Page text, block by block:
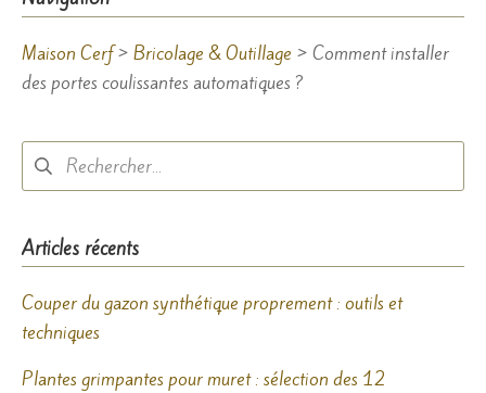
Maison Cerf> Bricolage & Outillage > Comment installer
des portes coulissantes automatiques ?
Rechercher :
Articles récents
Couper du gazon synthétique proprement : outils et
techniques
Plantes grimpantes pour muret : sélection des 12